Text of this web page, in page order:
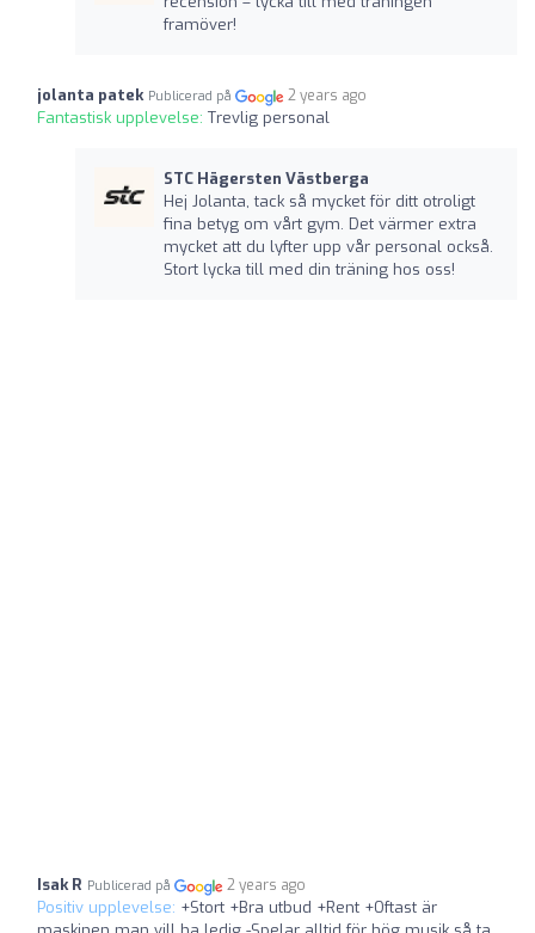
framöver!
jolanta patek Publicerad på 2 years ago
Fantastisk upplevelse: Trevlig personal
STC Hägersten Västberga
Hej Jolanta, tack så mycket för ditt otroligt
fina betyg om vårt gym. Det värmer extra
mycket att du lyfter upp vår personal också.
Stort lycka till med din träning hos oss!
Isak R Publicerad på 2 years ago
Positiv upplevelse: +Stort +Bra utbud +Rent +Oftast är